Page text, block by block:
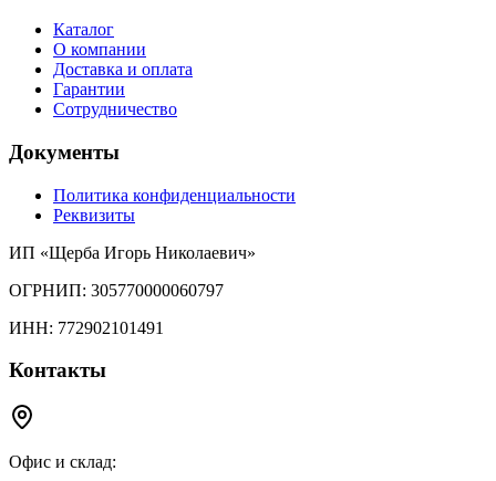
Каталог
О компании
Доставка и оплата
Гарантии
Сотрудничество
Документы
Политика конфиденциальности
Реквизиты
ИП «Щерба Игорь Николаевич»
ОГРНИП: 305770000060797
ИНН: 772902101491
Контакты
Офис и склад: